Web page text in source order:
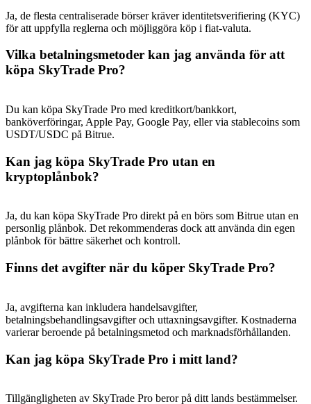
BTC Welcome Rewards
Deposit CASHCAT & Win
Share 500000 CASHCAT prize pool
Exclusive for BitMart Users
Register & Trade to Win 500,000 USDT
Precious Metals Trading Carnival
Ja, de flesta centraliserade börser kräver identitetsverifiering (KYC)
för att uppfylla reglerna och möjliggöra köp i fiat-valuta.
Vilka betalningsmetoder kan jag använda för att
köpa SkyTrade Pro?
Du kan köpa SkyTrade Pro med kreditkort/bankkort,
banköverföringar, Apple Pay, Google Pay, eller via stablecoins som
USDT/USDC på Bitrue.
Kan jag köpa SkyTrade Pro utan en
kryptoplånbok?
Ja, du kan köpa SkyTrade Pro direkt på en börs som Bitrue utan en
personlig plånbok. Det rekommenderas dock att använda din egen
plånbok för bättre säkerhet och kontroll.
Finns det avgifter när du köper SkyTrade Pro?
Ja, avgifterna kan inkludera handelsavgifter,
betalningsbehandlingsavgifter och uttaxningsavgifter. Kostnaderna
varierar beroende på betalningsmetod och marknadsförhållanden.
Kan jag köpa SkyTrade Pro i mitt land?
Tillgängligheten av SkyTrade Pro beror på ditt lands bestämmelser.